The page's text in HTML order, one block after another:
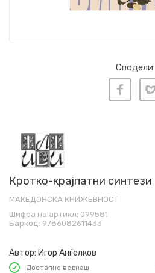
Сподели:
Кротко-крајпатни синтези
МАКЕДОНСКА КНИЖЕВНОСТ
Шифра на артикл: 099581
Баркод: 9786082611433
Автор: Игор Анѓелков
Достапно веднаш